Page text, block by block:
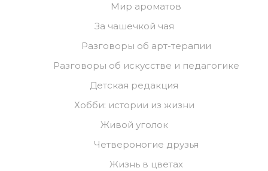
Мир ароматов
За чашечкой чая
Разговоры об арт-терапии
Разговоры об искусстве и педагогике
Детская редакция
Хобби: истории из жизни
Живой уголок
Четвероногие друзья
Жизнь в цветах